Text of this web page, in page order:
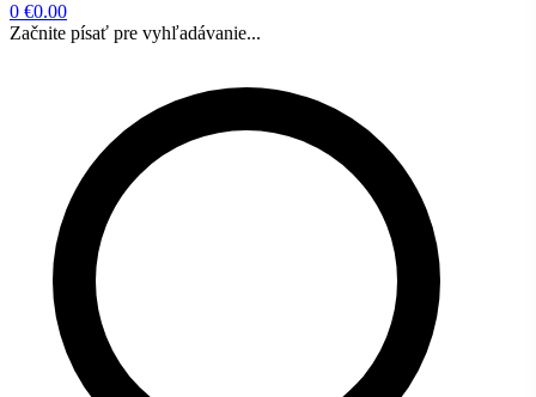
0 €0.00
Začnite písať pre vyhľadávanie...